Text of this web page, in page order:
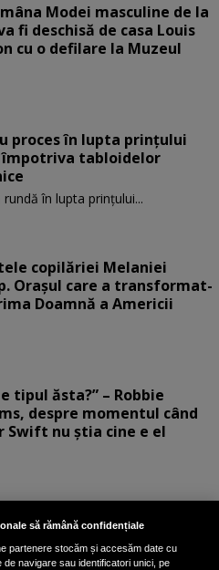
Modei masculine de la
fi deschisă de casa Louis
cu o defilare la Muzeul
proces în lupta prinţului
împotriva tabloidelor
rundă în lupta prinţului...
copilăriei Melaniei
Orașul care a transformat-
Doamnă a Americii
tipul ăsta?” – Robbie
despre momentul când
Swift nu știa cine e el
Dickinson, solistul trupei
şi-a arătat talentul
la un concurs în Franţa
să rămână confidențiale
partenere stocăm și accesăm date cu
navigare sau identificatori unici, pe